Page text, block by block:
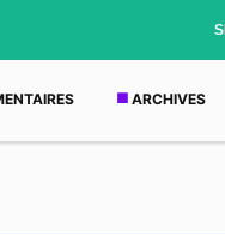
ARCHIVES